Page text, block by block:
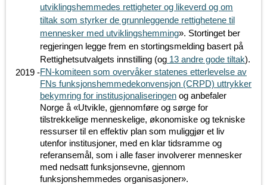
utviklingshemmedes rettigheter og likeverd og om
tiltak som styrker de grunnleggende rettighetene til
mennesker med utviklingshemming». Stortinget ber
regjeringen legge frem en stortingsmelding basert på
Rettighetsutvalgets innstilling (og 13 andre gode tiltak).
2019 -FN-komiteen som overvåker statenes etterlevelse av
FNs funksjonshemmedekonvensjon (CRPD) uttrykker
bekymring for institusjonaliseringen og anbefaler
Norge å «Utvikle, gjennomføre og sørge for
tilstrekkelige menneskelige, økonomiske og tekniske
ressurser til en effektiv plan som muliggjør et liv
utenfor institusjoner, med en klar tidsramme og
referansemål, som i alle faser involverer mennesker
med nedsatt funksjonsevne, gjennom
funksjonshemmedes organisasjoner».